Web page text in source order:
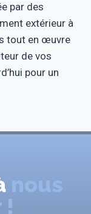
par des
extérieur à
tout en œuvre
de vos
pour un
nous
!